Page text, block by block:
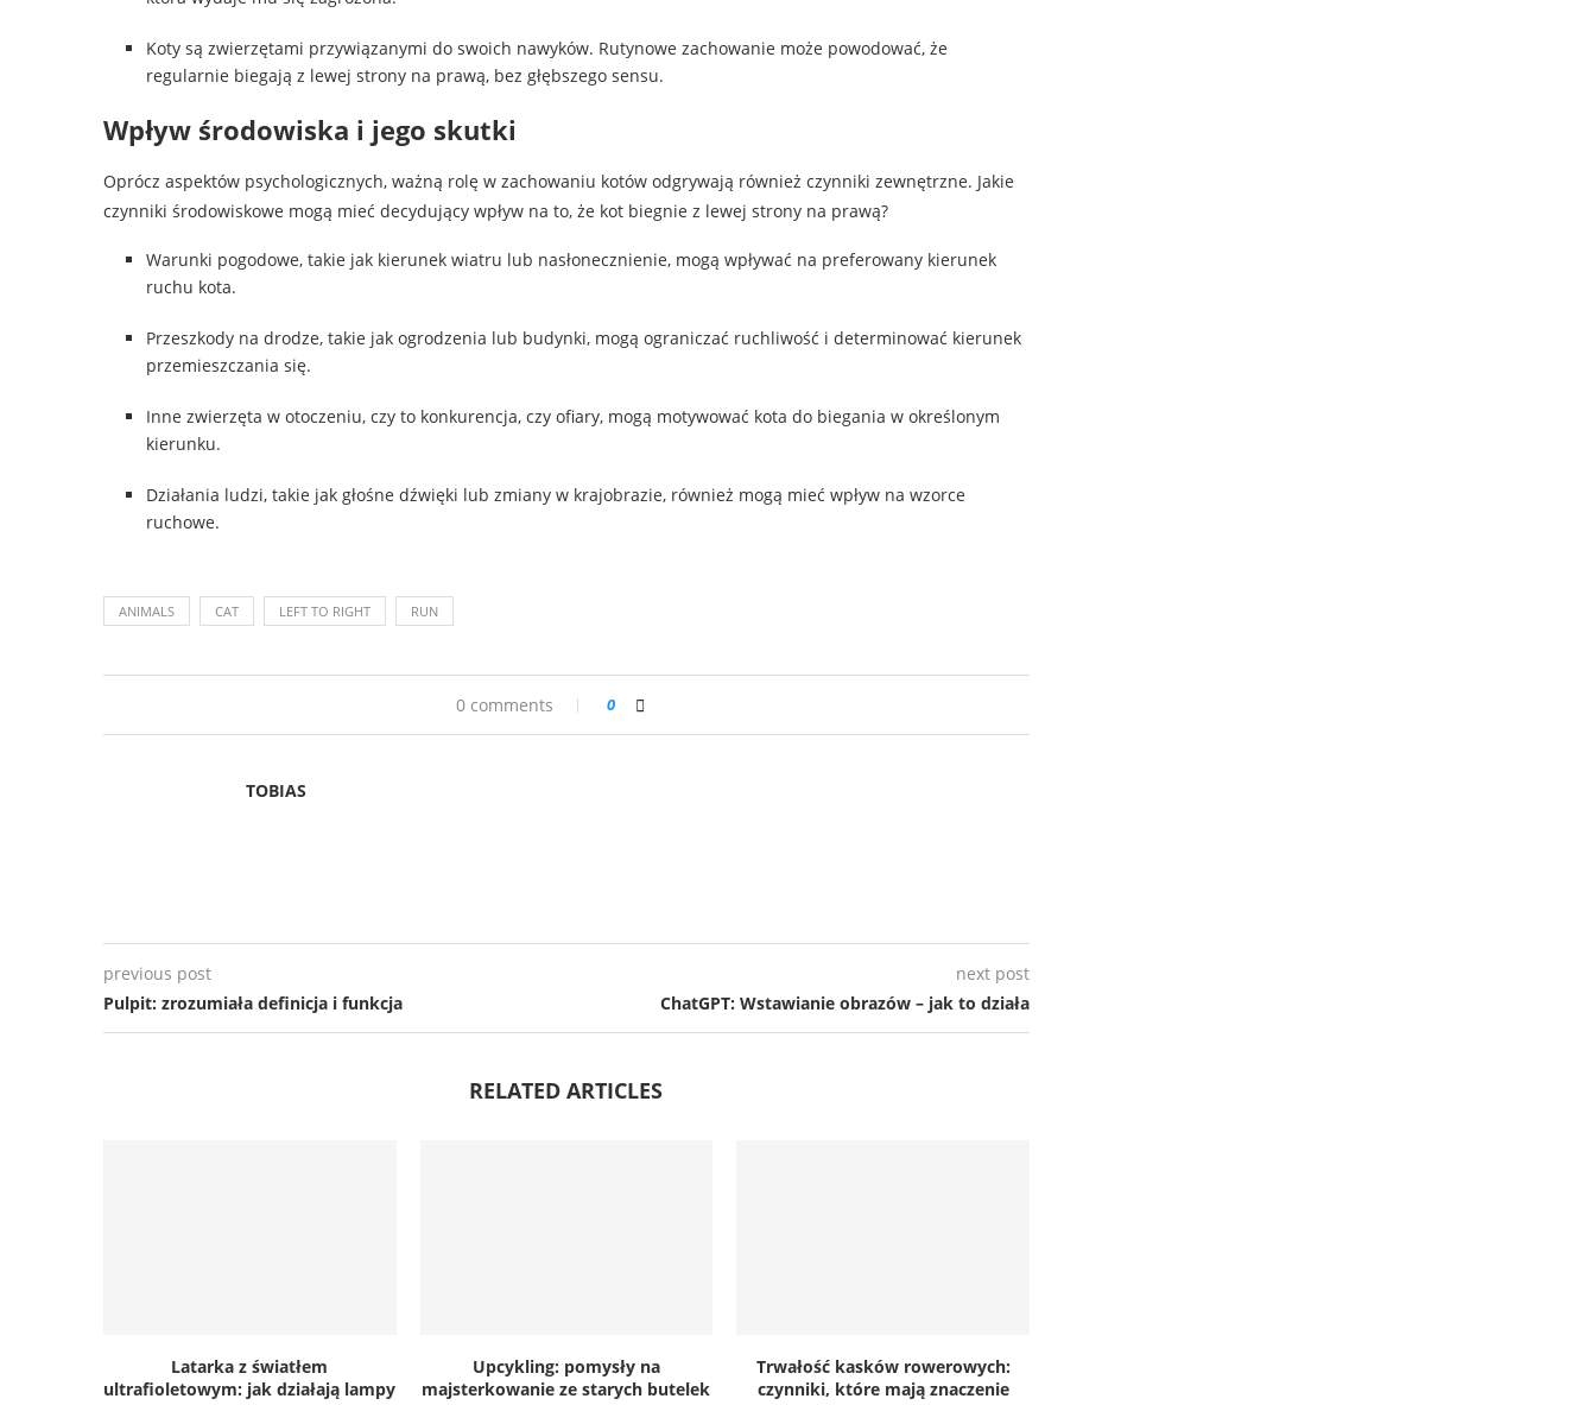
Koty są zwierzętami przywiązanymi do swoich nawyków. Rutynowe zachowanie może powodować, że
regularnie biegają z lewej strony na prawą, bez głębszego sensu.
Wpływ środowiska i jego skutki
Oprócz aspektów psychologicznych, ważną rolę w zachowaniu kotów odgrywają również czynniki zewnętrzne. Jakie
czynniki środowiskowe mogą mieć decydujący wpływ na to, że kot biegnie z lewej strony na prawą?
Warunki pogodowe, takie jak kierunek wiatru lub nasłonecznienie, mogą wpływać na preferowany kierunek
ruchu kota.
Przeszkody na drodze, takie jak ogrodzenia lub budynki, mogą ograniczać ruchliwość i determinować kierunek
przemieszczania się.
Inne zwierzęta w otoczeniu, czy to konkurencja, czy ofiary, mogą motywować kota do biegania w określonym
kierunku.
Działania ludzi, takie jak głośne dźwięki lub zmiany w krajobrazie, również mogą mieć wpływ na wzorce
ruchowe.
ANIMALS CAT LEFT TO RIGHT RUN
0 comments 0
TOBIAS
previous post
Pulpit: zrozumiała definicja i funkcja
next post
ChatGPT: Wstawianie obrazów – jak to działa
RELATED ARTICLES
Latarka z światłem
ultrafioletowym: jak działają lampy
Upcykling: pomysły na
majsterkowanie ze starych butelek
Trwałość kasków rowerowych:
czynniki, które mają znaczenie